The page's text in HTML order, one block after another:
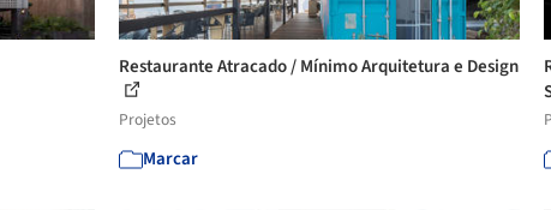
Restaurante Atracado / Mínimo Arquitetura e Design
Projetos
Marcar